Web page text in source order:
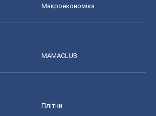
Макроекономіка
MAMACLUB
Плітки